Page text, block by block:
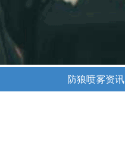
防狼喷雾资讯